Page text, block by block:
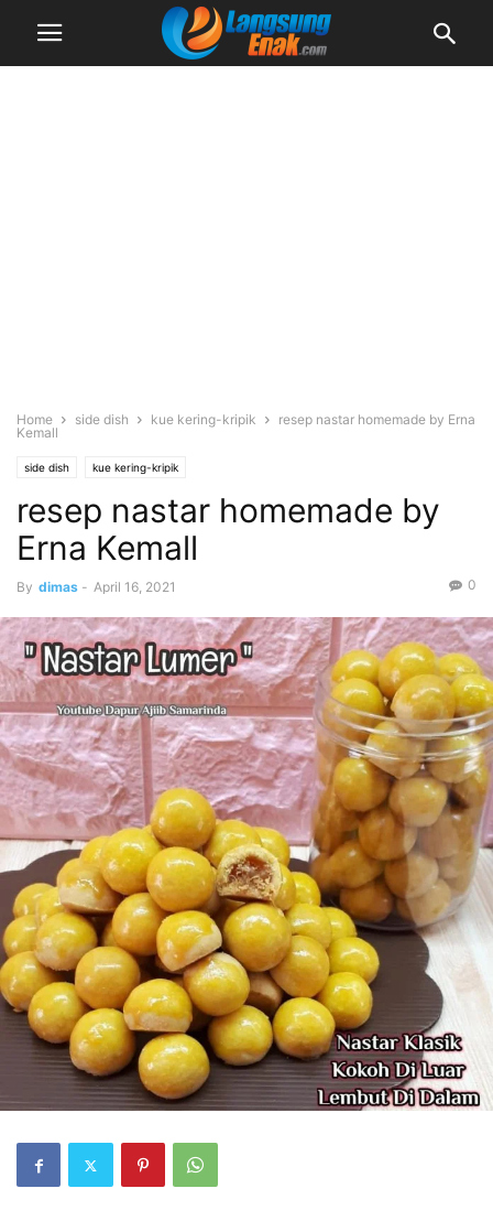
Home side dish kue kering-kripik
resep nastar homemade by Erna
Kemall
side dish kue kering-kripik
resep nastar homemade by
Erna Kemall
By dimas - April 16, 2021 0